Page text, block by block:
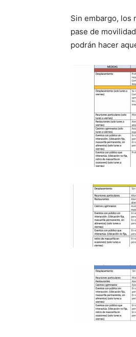
Sin embargo, los
pase de
podrán hacer